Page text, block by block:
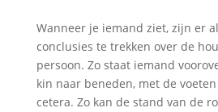
Wanneer je iemand ziet, zijn er
conclusies te trekken over de
persoon. Zo staat iemand
kin naar beneden, met de
cetera. Zo kan de stand van de